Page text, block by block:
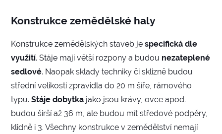
Konstrukce zemědělské haly
Konstrukce zemědělských staveb je specifická dle
využití. Stáje mají větší rozpony a budou nezateplené
sedlové. Naopak sklady techniky či sklizně budou
střední velikosti zpravidla do 20 m šíře, rámového
typu. Stáje dobytka jako jsou krávy, ovce apod.
budou širší až 36 m, ale budou mít středové podpěry,
klidně i 3. Všechny konstrukce v zemědělství nemají